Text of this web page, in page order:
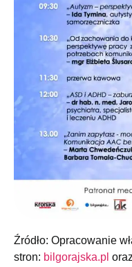
Źródło: Opracowanie
stron: bilgorajska.pl oraz